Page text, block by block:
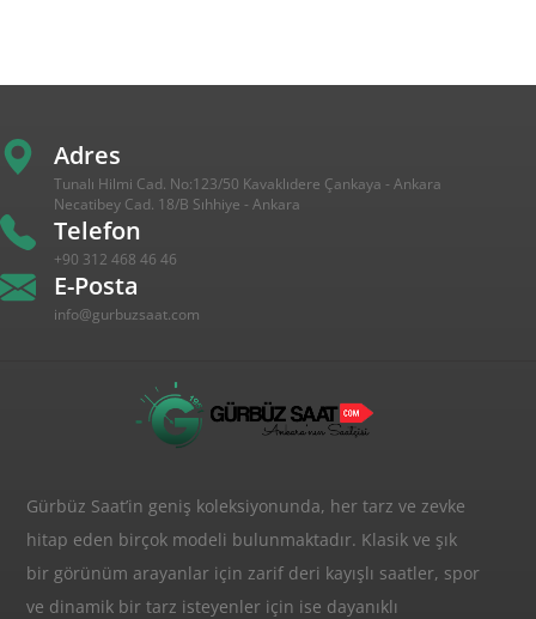
Adres
Tunalı Hilmi Cad. No:123/50 Kavaklıdere Çankaya - Ankara
Necatibey Cad. 18/B Sıhhiye - Ankara
Telefon
+90 312 468 46 46
E-Posta
info@gurbuzsaat.com
Gürbüz Saat’in geniş koleksiyonunda, her tarz ve zevke
hitap eden birçok modeli bulunmaktadır. Klasik ve şık
bir görünüm arayanlar için zarif deri kayışlı saatler, spor
ve dinamik bir tarz isteyenler için ise dayanıklı